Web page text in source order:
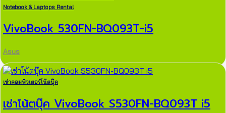
Notebook & Laptops Rental
VivoBook 530FN-BQ093T-i5
Asus
เช่าคอมพิวเตอร์โน้ตบุ๊ค
เช่าโน้ตบุ๊ค VivoBook S530FN-BQ093T i5